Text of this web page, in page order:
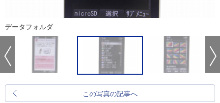
データフォルダ
この写真の記事へ